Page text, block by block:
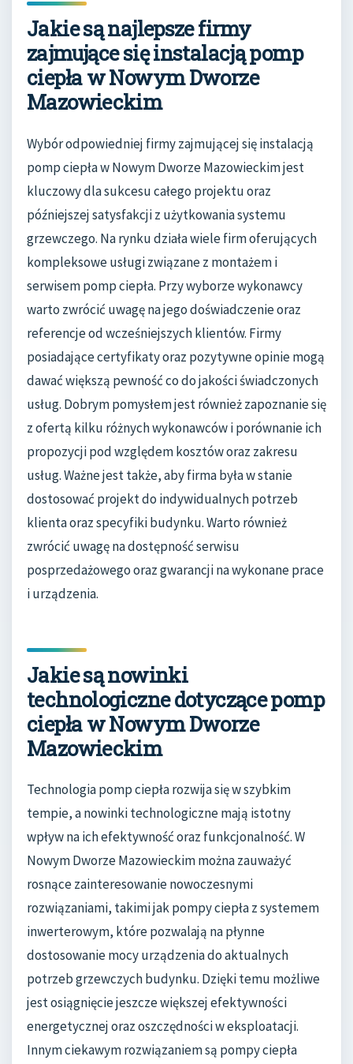
Jakie są najlepsze firmy
zajmujące się instalacją pomp
ciepła w Nowym Dworze
Mazowieckim
Wybór odpowiedniej firmy zajmującej się instalacją
pomp ciepła w Nowym Dworze Mazowieckim jest
kluczowy dla sukcesu całego projektu oraz
późniejszej satysfakcji z użytkowania systemu
grzewczego. Na rynku działa wiele firm oferujących
kompleksowe usługi związane z montażem i
serwisem pomp ciepła. Przy wyborze wykonawcy
warto zwrócić uwagę na jego doświadczenie oraz
referencje od wcześniejszych klientów. Firmy
posiadające certyfikaty oraz pozytywne opinie mogą
dawać większą pewność co do jakości świadczonych
usług. Dobrym pomysłem jest również zapoznanie się
z ofertą kilku różnych wykonawców i porównanie ich
propozycji pod względem kosztów oraz zakresu
usług. Ważne jest także, aby firma była w stanie
dostosować projekt do indywidualnych potrzeb
klienta oraz specyfiki budynku. Warto również
zwrócić uwagę na dostępność serwisu
posprzedażowego oraz gwarancji na wykonane prace
i urządzenia.
Jakie są nowinki
technologiczne dotyczące pomp
ciepła w Nowym Dworze
Mazowieckim
Technologia pomp ciepła rozwija się w szybkim
tempie, a nowinki technologiczne mają istotny
wpływ na ich efektywność oraz funkcjonalność. W
Nowym Dworze Mazowieckim można zauważyć
rosnące zainteresowanie nowoczesnymi
rozwiązaniami, takimi jak pompy ciepła z systemem
inwerterowym, które pozwalają na płynne
dostosowanie mocy urządzenia do aktualnych
potrzeb grzewczych budynku. Dzięki temu możliwe
jest osiągnięcie jeszcze większej efektywności
energetycznej oraz oszczędności w eksploatacji.
Innym ciekawym rozwiązaniem są pompy ciepła